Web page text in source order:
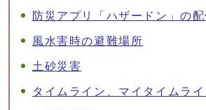
防災アプリ「ハザードン」の
風水害時の避難場所
土砂災害
タイムライン、マイタイムライ